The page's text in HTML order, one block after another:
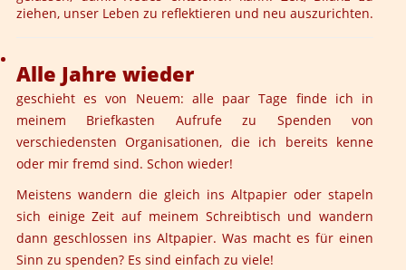
ziehen, unser Leben zu reflektieren und neu auszurichten.
Alle Jahre wieder
geschieht es von Neuem: alle paar Tage finde ich in
meinem Briefkasten Aufrufe zu Spenden von
verschiedensten Organisationen, die ich bereits kenne
oder mir fremd sind. Schon wieder!
Meistens wandern die gleich ins Altpapier oder stapeln
sich einige Zeit auf meinem Schreibtisch und wandern
dann geschlossen ins Altpapier. Was macht es für einen
Sinn zu spenden? Es sind einfach zu viele!